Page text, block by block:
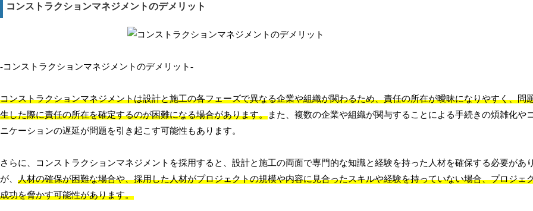
コンストラクションマネジメントのデメリット
-コンストラクションマネジメントのデメリット-
コンストラクションマネジメントは設計と施工の各フェーズで異なる企業や組織が関わるため、責任の所在が曖昧になりやすく、問
生した際に責任の所在を確定するのが困難になる場合があります。また、複数の企業や組織が関与することによる手続きの煩雑化や
ニケーションの遅延が問題を引き起こす可能性もあります。
さらに、コンストラクションマネジメントを採用すると、設計と施工の両面で専門的な知識と経験を持った人材を確保する必要があ
が、 人材の確保が困難な場合や、採用した人材がプロジェクトの規模や内容に見合ったスキルや経験を持っていない場合、プロジェ
成功を脅かす可能性があります。